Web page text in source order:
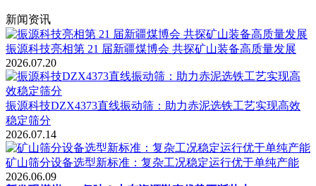
新闻资讯
振源科技亮相第 21 届新疆煤博会 共探矿山装备高质量发展
2026.07.20
振源科技DZX4373直线振动筛：助力赤泥选铁工艺实现高效
稳定筛分
2026.07.14
矿山筛分设备选型新标准：复杂工况稳定运行优于单纯产能
2026.06.09